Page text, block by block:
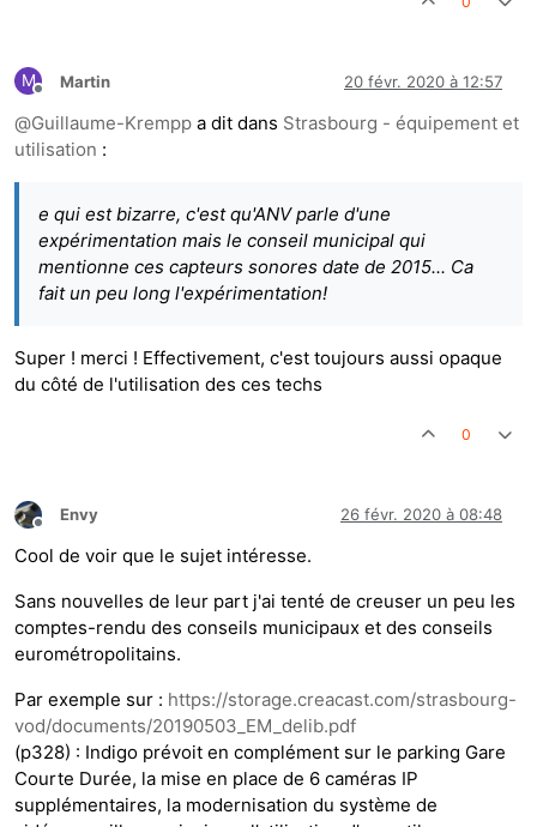
M
Hors-ligne
Martin 20 févr. 2020 à 12:57
@Guillaume-Krempp a dit dans Strasbourg - équipement et
utilisation :
e qui est bizarre, c'est qu'ANV parle d'une
expérimentation mais le conseil municipal qui
mentionne ces capteurs sonores date de 2015... Ca
fait un peu long l'expérimentation!
Super ! merci ! Effectivement, c'est toujours aussi opaque
du côté de l'utilisation des ces techs
0
Hors-ligne
Envy 26 févr. 2020 à 08:48
Cool de voir que le sujet intéresse.
Sans nouvelles de leur part j'ai tenté de creuser un peu les
comptes-rendu des conseils municipaux et des conseils
eurométropolitains.
Par exemple sur : https://storage.creacast.com/strasbourg-
vod/documents/20190503_EM_delib.pdf
(p328) : Indigo prévoit en complément sur le parking Gare
Courte Durée, la mise en place de 6 caméras IP
supplémentaires, la modernisation du système de